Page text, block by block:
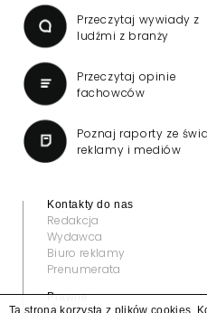
Przeczytaj wywiady z
ludźmi z branży
Przeczytaj opinie
fachowców
Poznaj raporty ze
reklamy i mediów
Kontakty do nas
Redakcja
Wydawca
Biuro reklamy
Prenumerata
Prawne:
Ta strona korzysta z plików cookies.